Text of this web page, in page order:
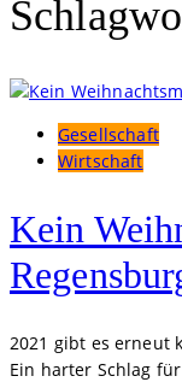
Gesellschaft
Wirtschaft
Kein
2021 gibt es erneut
Ein harter Schlag